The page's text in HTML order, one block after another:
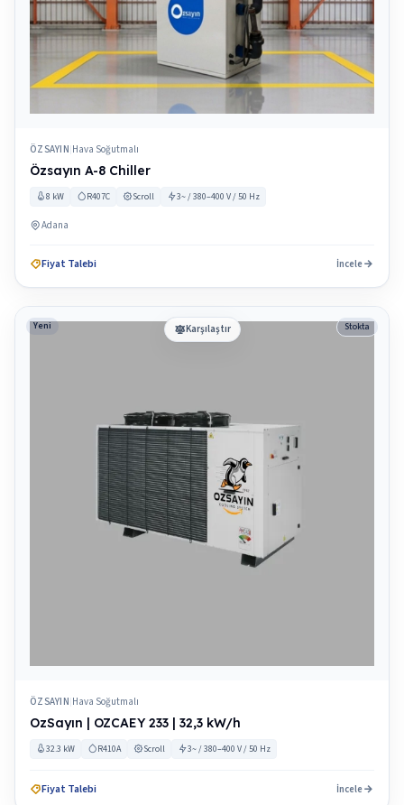
ÖZSAYIN|Hava Soğutmalı
Özsayın A-8 Chiller
8 kW R407C Scroll 3~ / 380–400 V / 50 Hz
Adana
Fiyat Talebi İncele
Karşılaştır
Yeni Stokta
ÖZSAYIN|Hava Soğutmalı
OzSayın | OZCAEY 233 | 32,3 kW/h
32.3 kW R410A Scroll 3~ / 380–400 V / 50 Hz
Fiyat Talebi İncele